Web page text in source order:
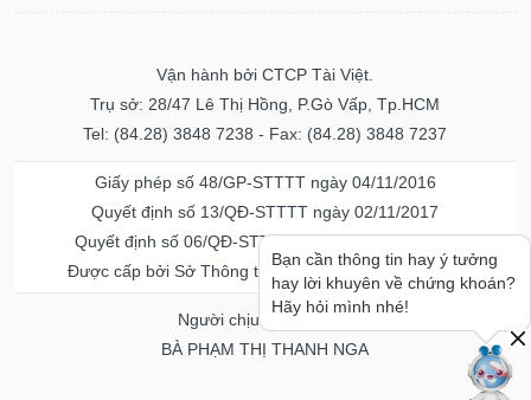
Vận hành bởi CTCP Tài Việt.
Trụ sở: 28/47 Lê Thị Hồng, P.Gò Vấp, Tp.HCM
Tel: (84.28) 3848 7238 - Fax: (84.28) 3848 7237
Giấy phép số 48/GP-STTTT ngày 04/11/2016
Quyết định số 13/QĐ-STTTT ngày 02/11/2017
Quyết định số 06/QĐ-STTTT-ICP ngày 20/07/2023
Được cấp bởi Sở Thông tin và Truyền thông TPHCM
Người chịu trách nhiệm
BÀ PHẠM THỊ THANH NGA
Bạn cần thông tin hay ý tưởng
hay lời khuyên về chứng khoán?
Hãy hỏi mình nhé!